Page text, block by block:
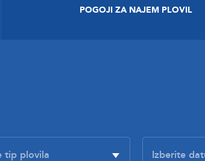
POGOJI ZA NAJEM PLOVIL